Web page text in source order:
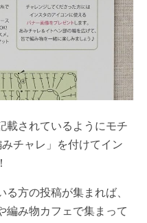
載されているようにモチ
チャレ」を付けてイン
方の投稿が集まれば、
編み物カフェで集まって